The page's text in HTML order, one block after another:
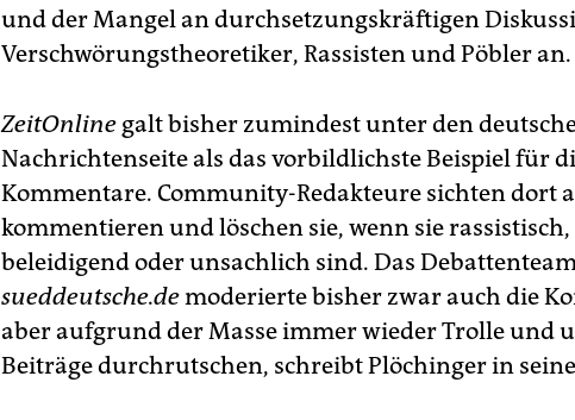
und der Mangel an durchsetzungskräftigen
Verschwörungstheoretiker, Rassisten und Pöbler an.
ZeitOnline galt bisher zumindest unter den
Nachrichtenseite als das vorbildlichste Beispiel für
Kommentare. Community-Redakteure sichten dort
kommentieren und löschen sie, wenn sie
beleidigend oder unsachlich sind. Das
sueddeutsche.demoderierte bisher zwar auch die
aber aufgrund der Masse immer wieder Trolle und
Beiträge durchrutschen, schreibt Plöchinger in